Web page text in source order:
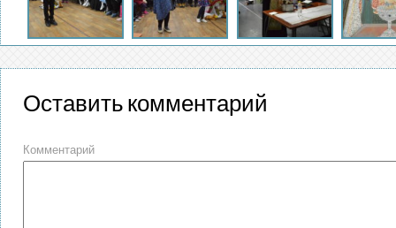
Оставить комментарий
Комментарий